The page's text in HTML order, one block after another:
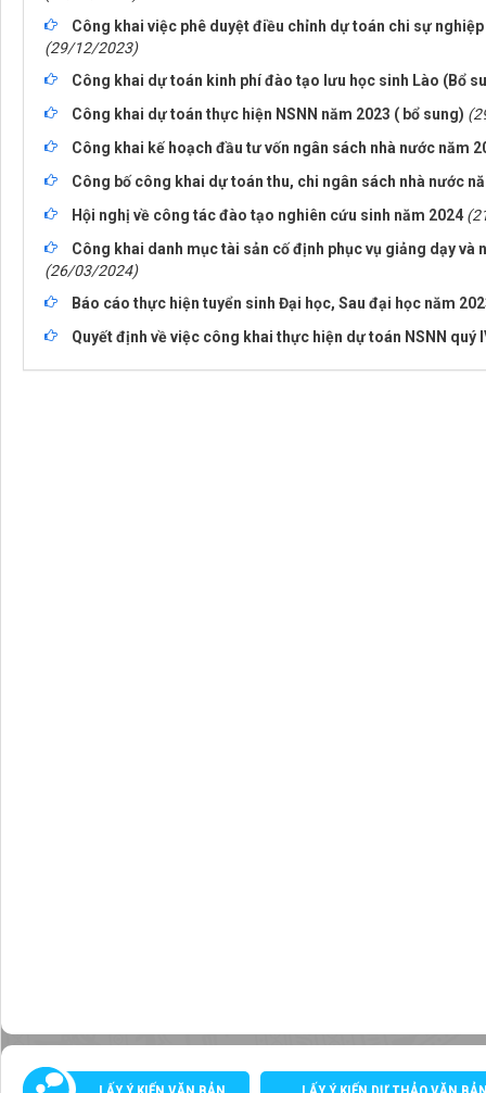
Công khai việc phê duyệt điều chỉnh dự toán chi sự
(29/12/2023)
Công khai dự toán kinh phí đào tạo lưu học sinh Lào (Bổ
Công khai dự toán thực hiện NSNN năm 2023 ( bổ sung)
Công khai kế hoạch đầu tư vốn ngân sách nhà nước năm
Công bố công khai dự toán thu, chi ngân sách nhà nước
Hội nghị về công tác đào tạo nghiên cứu sinh năm 2024
Công khai danh mục tài sản cố định phục vụ giảng dạy
(26/03/2024)
Báo cáo thực hiện tuyển sinh Đại học, Sau đại học năm
Quyết định về việc công khai thực hiện dự toán NSNN quý